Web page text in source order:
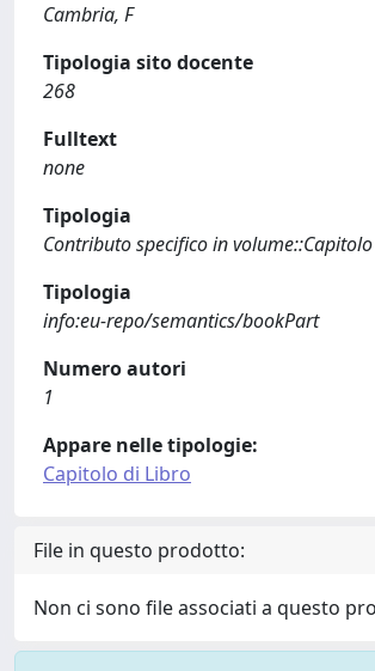
Cambria, F
Tipologia sito docente
268
Fulltext
none
Tipologia
Contributo specifico in
Tipologia
info:eu-repo/semantics/bookPart
Numero autori
1
Appare nelle tipologie:
Capitolo di Libro
File in questo prodotto:
Non ci sono file associati a questo